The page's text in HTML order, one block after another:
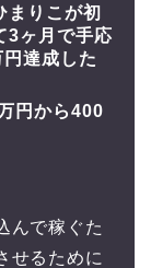
まりこが初
3ヶ月で手応
達成した
円から400
んで稼ぐた
せるために